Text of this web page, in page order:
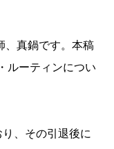
、真鍋です。本稿
ルーティンについ
、その引退後に